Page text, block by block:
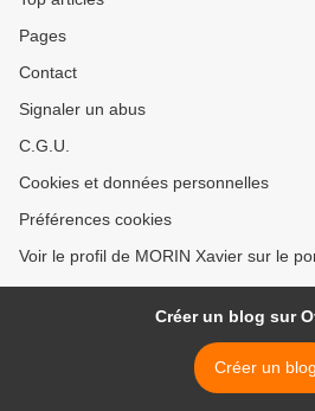
Pages
Contact
Signaler un abus
C.G.U.
Cookies et données personnelles
Préférences cookies
Voir le profil de MORIN Xavier sur le
Créer un blog sur
Créer un blog